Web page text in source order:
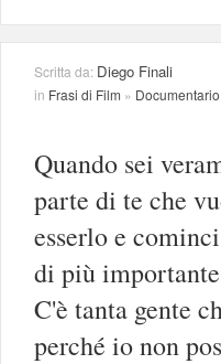
Scritta da: Diego Finali
in Frasi di Film » Documentario
Quando sei
parte di te che
esserlo e
di più
C'è tanta gente
perché io non